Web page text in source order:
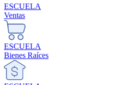
ESCUELA
Ventas
ESCUELA
Bienes Raíces